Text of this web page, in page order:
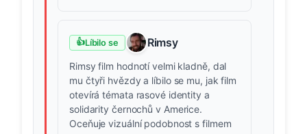
👍Líbilo se Rimsy
Rimsy film hodnotí velmi kladně, dal
mu čtyři hvězdy a líbilo se mu, jak film
otevírá témata rasové identity a
solidarity černochů v Americe.
Oceňuje vizuální podobnost s filmem